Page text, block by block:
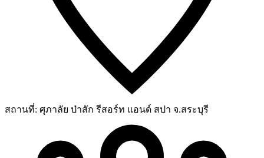
สถานที่: ศุภาลัย ป่าสัก รีสอร์ท แอนด์ สปา จ.สระบุรี